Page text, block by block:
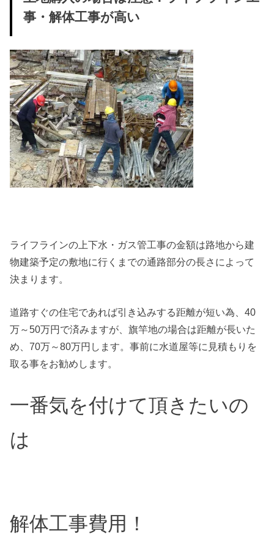
事・解体工事が高い
ライフラインの上下水・ガス管工事の金額は路地から建
物建築予定の敷地に行くまでの通路部分の長さによって
決まります。
道路すぐの住宅であれば引き込みする距離が短い為、40
万～50万円で済みますが、旗竿地の場合は距離が長いた
め、70万～80万円します。事前に水道屋等に見積もりを
取る事をお勧めします。
一番気を付けて頂きたいの
は
解体工事費用！